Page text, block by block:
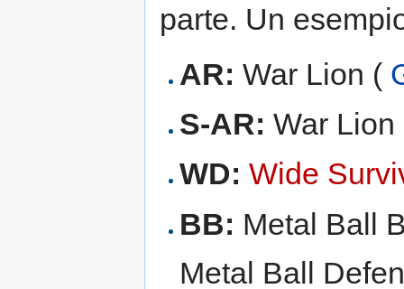
parte. Un
AR: War Lion (
S-AR: War Lion
WD: Wide
BB: Metal Ball
Metal Ball